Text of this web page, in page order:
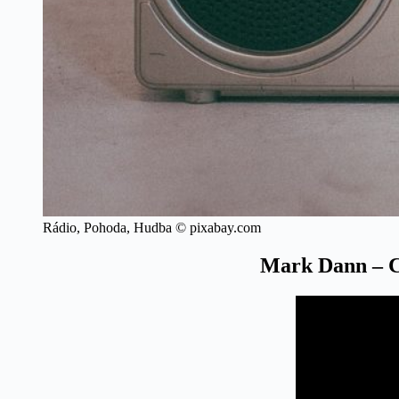
Rádio, Pohoda, Hudba © pixabay.com
Mark Dann –